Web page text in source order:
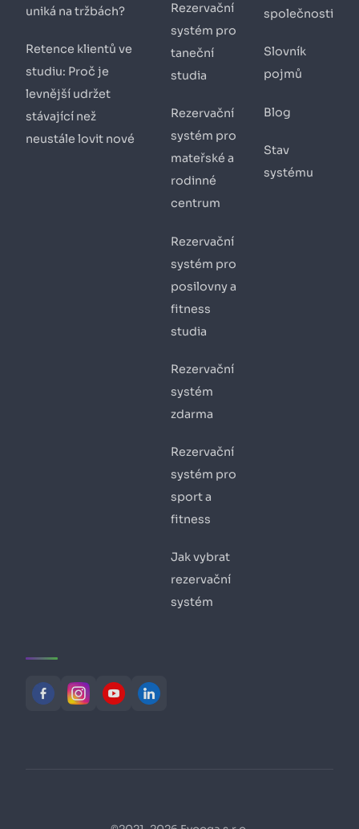
uniká na tržbách?
Retence klientů ve
studiu: Proč je
levnější udržet
stávající než
neustále lovit nové
Rezervační
systém pro
taneční
studia
Rezervační
systém pro
mateřské a
rodinné
centrum
Rezervační
systém pro
posilovny a
fitness
studia
Rezervační
systém
zdarma
Rezervační
systém pro
sport a
fitness
Jak vybrat
rezervační
systém
společnosti
Slovník
pojmů
Blog
Stav
systému